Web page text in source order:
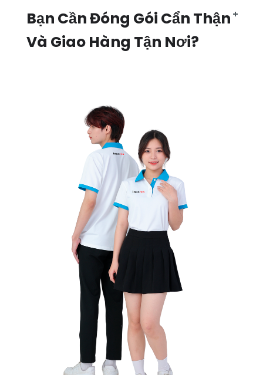
Bạn Cần Đóng Gói Cẩn Thận
Và Giao Hàng Tận Nơi?